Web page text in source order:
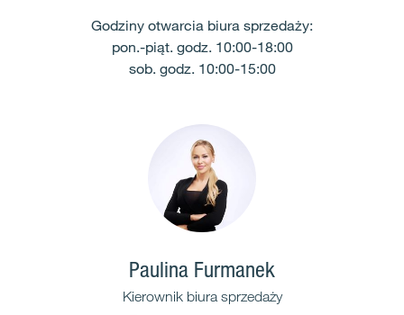
Godziny otwarcia biura sprzedaży:
pon.-piąt. godz. 10:00-18:00
sob. godz. 10:00-15:00
Paulina Furmanek
Kierownik biura sprzedaży